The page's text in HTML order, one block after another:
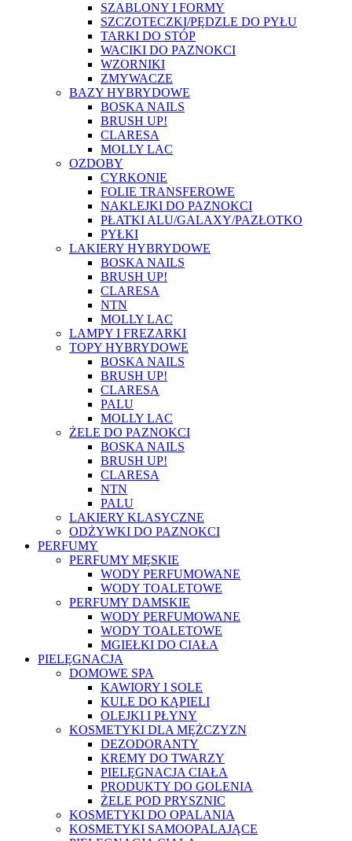
SZABLONY I FORMY
SZCZOTECZKI/PĘDZLE DO PYŁU
TARKI DO STÓP
WACIKI DO PAZNOKCI
WZORNIKI
ZMYWACZE
BAZY HYBRYDOWE
BOSKA NAILS
BRUSH UP!
CLARESA
MOLLY LAC
OZDOBY
CYRKONIE
FOLIE TRANSFEROWE
NAKLEJKI DO PAZNOKCI
PŁATKI ALU/GALAXY/PAZŁOTKO
PYŁKI
LAKIERY HYBRYDOWE
BOSKA NAILS
BRUSH UP!
CLARESA
NTN
MOLLY LAC
LAMPY I FREZARKI
TOPY HYBRYDOWE
BOSKA NAILS
BRUSH UP!
CLARESA
PALU
MOLLY LAC
ŻELE DO PAZNOKCI
BOSKA NAILS
BRUSH UP!
CLARESA
NTN
PALU
LAKIERY KLASYCZNE
ODŻYWKI DO PAZNOKCI
PERFUMY
PERFUMY MĘSKIE
WODY PERFUMOWANE
WODY TOALETOWE
PERFUMY DAMSKIE
WODY PERFUMOWANE
WODY TOALETOWE
MGIEŁKI DO CIAŁA
PIELĘGNACJA
DOMOWE SPA
KAWIORY I SOLE
KULE DO KĄPIELI
OLEJKI I PŁYNY
KOSMETYKI DLA MĘŻCZYZN
DEZODORANTY
KREMY DO TWARZY
PIELĘGNACJA CIAŁA
PRODUKTY DO GOLENIA
ŻELE POD PRYSZNIC
KOSMETYKI DO OPALANIA
KOSMETYKI SAMOOPALAJĄCE